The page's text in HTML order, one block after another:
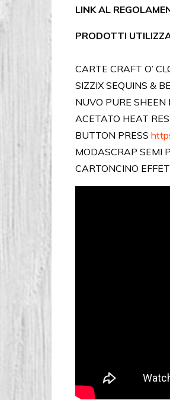
LINK AL
PRODOTTI
CARTE CRAFT O’
SIZZIX SEQUINS &
NUVO PURE SHEEN
ACETATO HEAT
BUTTON PRESS
MODASCRAP SEMI
CARTONCINO